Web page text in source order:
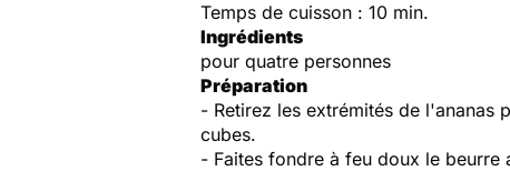
Temps de cuisson : 10 min.
Ingrédients
pour quatre personnes
Préparation
- Retirez les extrémités de l'ananas
cubes.
- Faites fondre à feu doux le beurre